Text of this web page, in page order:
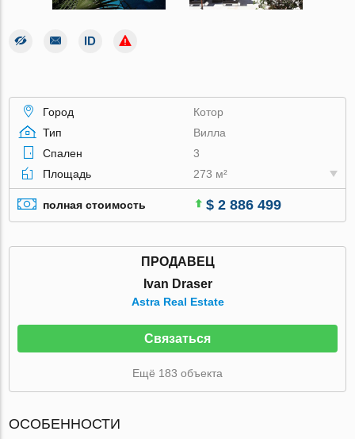
Город
Котор
Тип
Вилла
Спален
3
Площадь
273 м²
полная стоимость $ 2 886 499
ПРОДАВЕЦ
Ivan Draser
Astra Real Estate
Связаться
Ещё 183 объекта
ОСОБЕННОСТИ